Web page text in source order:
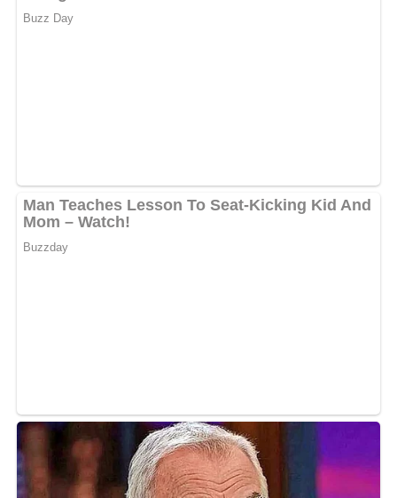
Experimentiere mit verschiedenen Senfsorten, um
Als Beilage eignen sich neben einem frischen Salat
durch geröstetes Gemüse wie Paprika, Zucchini oder
Aubergine ersetzen.